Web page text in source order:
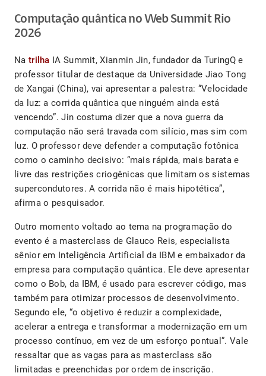
Computação quântica no Web Summit Rio
2026
Na trilha IA Summit, Xianmin Jin, fundador da TuringQ e
professor titular de destaque da Universidade Jiao Tong
de Xangai (China), vai apresentar a palestra: “Velocidade
da luz: a corrida quântica que ninguém ainda está
vencendo”. Jin costuma dizer que a nova guerra da
computação não será travada com silício, mas sim com
luz. O professor deve defender a computação fotônica
como o caminho decisivo: “mais rápida, mais barata e
livre das restrições criogênicas que limitam os sistemas
supercondutores. A corrida não é mais hipotética”,
afirma o pesquisador.
Outro momento voltado ao tema na programação do
evento é a masterclass de Glauco Reis, especialista
sênior em Inteligência Artificial da IBM e embaixador da
empresa para computação quântica. Ele deve apresentar
como o Bob, da IBM, é usado para escrever código, mas
também para otimizar processos de desenvolvimento.
Segundo ele, “o objetivo é reduzir a complexidade,
acelerar a entrega e transformar a modernização em um
processo contínuo, em vez de um esforço pontual”. Vale
ressaltar que as vagas para as masterclass são
limitadas e preenchidas por ordem de inscrição.